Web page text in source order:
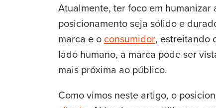
Atualmente, ter foco em
posicionamento seja sólido e
marca e oconsumidor, estreitando
lado humano, a marca pode ser
mais próxima ao público.
Como vimos neste artigo, o